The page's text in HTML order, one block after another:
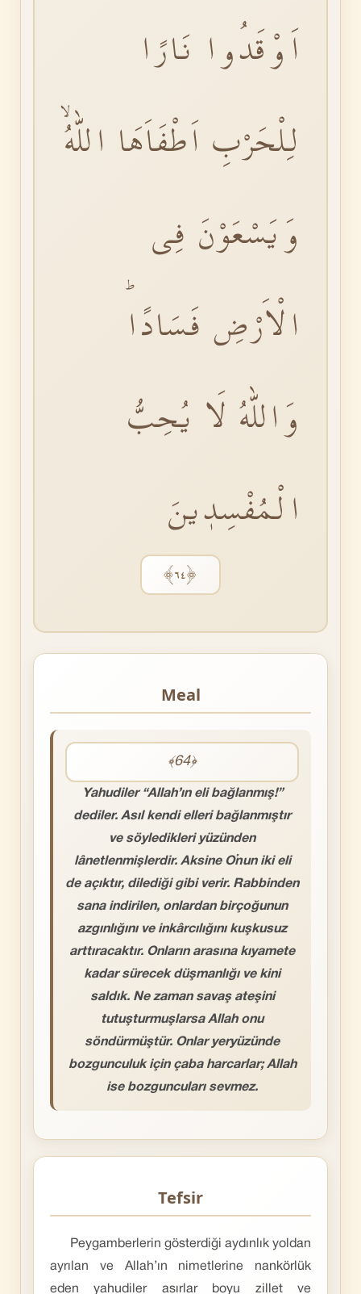
اَوْقَدُوا نَارًا
لِلْحَرْبِ اَطْفَاَهَا اللّٰهُۙ
وَيَسْعَوْنَ فِى
الْاَرْضِ فَسَادًاۜ
وَاللّٰهُ لَا يُحِبُّ
الْمُفْسِدٖينَ
﴿٦٤﴾
Meal
﴾64﴿
Yahudiler “Allah’ın eli bağlanmış!”
dediler. Asıl kendi elleri bağlanmıştır
ve söyledikleri yüzünden
lânetlenmişlerdir. Aksine O’nun iki eli
de açıktır, dilediği gibi verir. Rabbinden
sana indirilen, onlardan birçoğunun
azgınlığını ve inkârcılığını kuşkusuz
arttıracaktır. Onların arasına kıyamete
kadar sürecek düşmanlığı ve kini
saldık. Ne zaman savaş ateşini
tutuşturmuşlarsa Allah onu
söndürmüştür. Onlar yeryüzünde
bozgunculuk için çaba harcarlar; Allah
ise bozguncuları sevmez.
Tefsir
Peygamberlerin gösterdiği aydınlık yoldan
ayrılan ve Allah’ın ni­metlerine nankörlük
eden yahudiler asırlar boyu zillet ve